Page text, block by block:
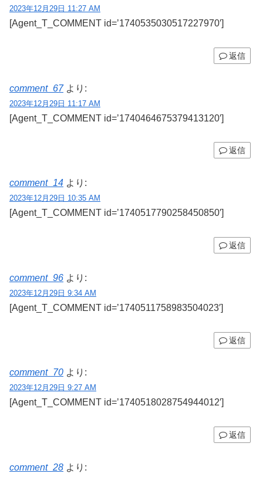
2023年12月29日 11:27 AM
[Agent_T_COMMENT id=’1740535030517227970′]
返信
comment_67 より:
2023年12月29日 11:17 AM
[Agent_T_COMMENT id=’1740464675379413120′]
返信
comment_14 より:
2023年12月29日 10:35 AM
[Agent_T_COMMENT id=’1740517790258450850′]
返信
comment_96 より:
2023年12月29日 9:34 AM
[Agent_T_COMMENT id=’1740511758983504023′]
返信
comment_70 より:
2023年12月29日 9:27 AM
[Agent_T_COMMENT id=’1740518028754944012′]
返信
comment_28 より: